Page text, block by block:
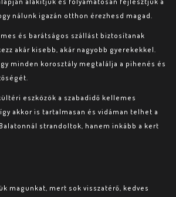
nálunk igazán otthon érezhesd magad.
és barátságos szállást biztosítanak
akár kisebb, akár nagyobb gyerekekkel.
minden korosztály megtalálja a pihenés és
eszközök a szabadidő kellemes
akkor is tartalmasan és vidáman telhet a
strandoltok, hanem inkább a kert
magunkat, mert sok visszatérő, kedves